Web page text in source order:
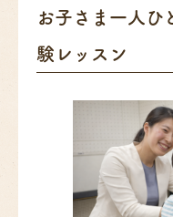
お子さま一人ひ
験レッスン